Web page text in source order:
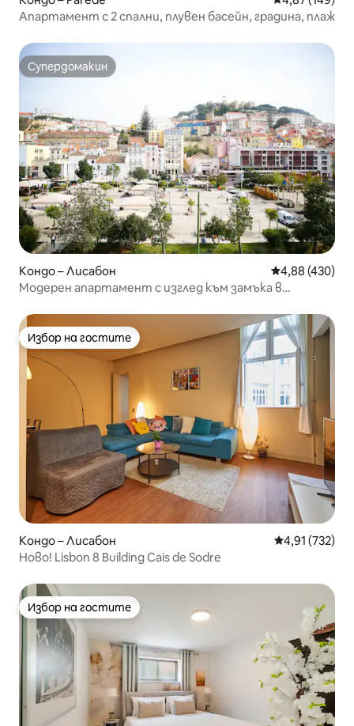
Апартамент с 2 спални, плувен басейн, градина, плаж
Супердомакин
Супердомакин
Кондо – Лисабон Средна
4,88 (430)
Модерен апартамент с изглед към замъка в
Избор на гостите
Избор на гостите
Кондо – Лисабон Средна
4,91 (732)
Ново! Lisbon 8 Building Cais de Sodre
Избор на гостите
Избор на гостите